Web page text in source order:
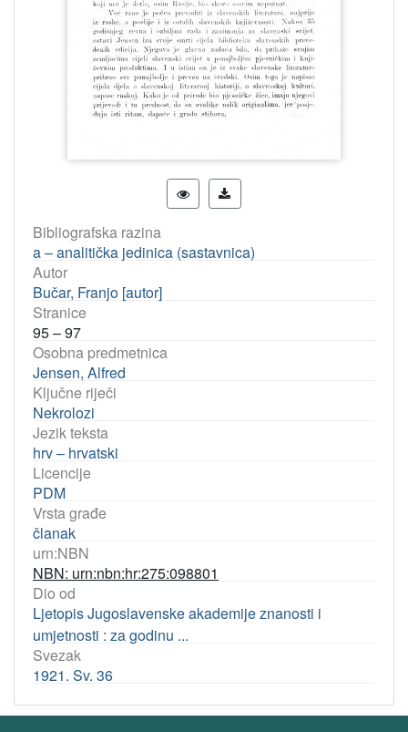
Bibliografska razina
a – analitička jedinica (sastavnica)
Autor
Bučar, Franjo [autor]
Stranice
95 – 97
Osobna predmetnica
Jensen, Alfred
Ključne riječi
Nekrolozi
Jezik teksta
hrv – hrvatski
Licencije
PDM
Vrsta građe
članak
urn:NBN
NBN: urn:nbn:hr:275:098801
Dio od
Ljetopis Jugoslavenske akademije znanosti i
umjetnosti : za godinu ...
Svezak
1921. Sv. 36